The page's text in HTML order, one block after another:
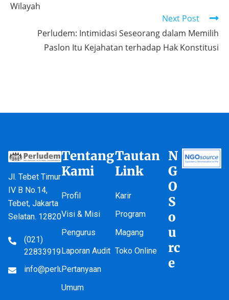
Wilayah
Next Post
Perludem: Intimidasi Seseorang dalam Memilih
Paslon Itu Kejahatan terhadap Hak Konstitusi
Jl. Tebet Timur
IV B No.14,
Tebet, Jakarta
Selatan. 12820
(021)
22833919
info@perludem.or.id
Tentang
Kami
Profil
Visi & Misi
Pengurus
Laporan Audit
Pertanyaan
Umum
Tautan
Link
Karir
Program
Magang
Toko Online
N
G
O
S
o
u
rc
e